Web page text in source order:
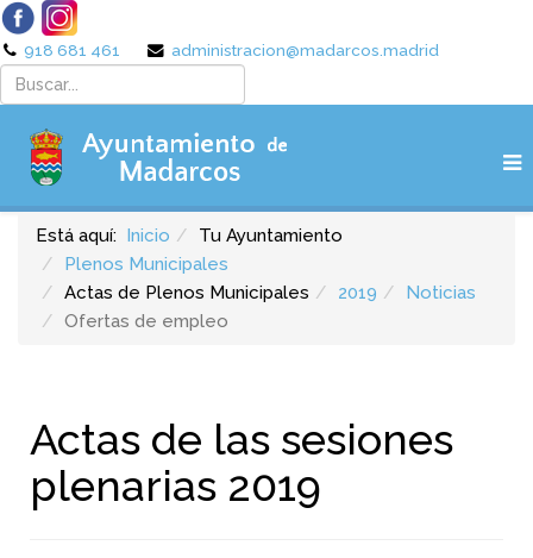
918 681 461 administracion@madarcos.madrid
Está aquí: Inicio
Tu Ayuntamiento
Plenos Municipales
Actas de Plenos Municipales
2019
Noticias
Ofertas de empleo
Actas de las sesiones
plenarias 2019